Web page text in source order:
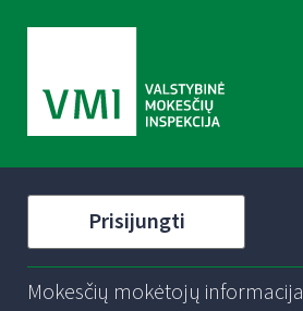
Prisijungti
Mokesčių mokėtojų informacija